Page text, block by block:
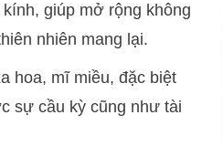
giúp mở rộng không
nhiên mang lại.
hoa, mĩ miều, đặc biệt
sự cầu kỳ cũng như tài